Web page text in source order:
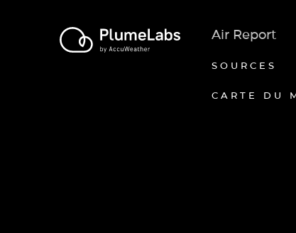
Air Report
SOURCES
CARTE DU